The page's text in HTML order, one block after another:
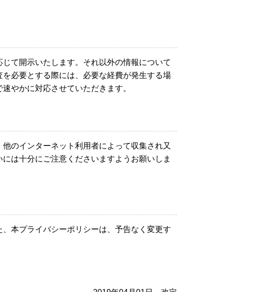
て開示いたします。それ以外の情報について
必要とする際には、必要な経費が発生する場
やかに対応させていただきます。
のインターネット利用者によって収集され又
は十分にご注意くださいますようお願いしま
本プライバシーポリシーは、予告なく変更す